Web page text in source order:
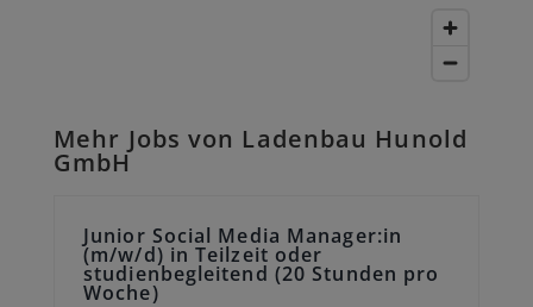
Mehr Jobs von Ladenbau Hunold
GmbH
Junior Social Media Manager:in
(m/w/d) in Teilzeit oder
studienbegleitend (20 Stunden pro
Woche)